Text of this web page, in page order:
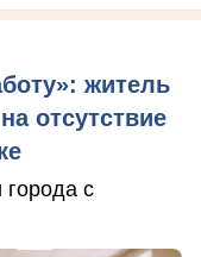
житель
отсутствие
с